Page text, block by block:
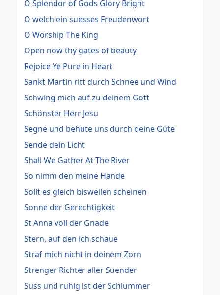
O Splendor of Gods Glory Bright
O welch ein suesses Freudenwort
O Worship The King
Open now thy gates of beauty
Rejoice Ye Pure in Heart
Sankt Martin ritt durch Schnee und Wind
Schwing mich auf zu deinem Gott
Schönster Herr Jesu
Segne und behüte uns durch deine Güte
Sende dein Licht
Shall We Gather At The River
So nimm den meine Hände
Sollt es gleich bisweilen scheinen
Sonne der Gerechtigkeit
St Anna voll der Gnade
Stern, auf den ich schaue
Straf mich nicht in deinem Zorn
Strenger Richter aller Suender
Süss und ruhig ist der Schlummer